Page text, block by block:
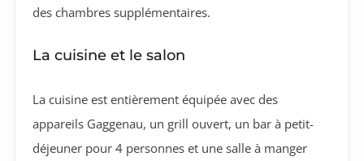
des chambres supplémentaires.
La cuisine et le salon
La cuisine est entièrement équipée avec des
appareils Gaggenau, un grill ouvert, un bar à petit-
déjeuner pour 4 personnes et une salle à manger